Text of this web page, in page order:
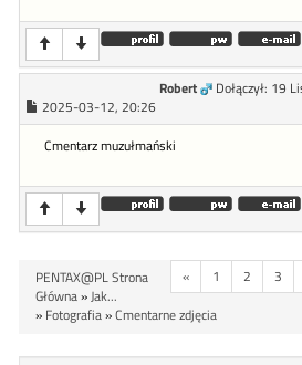
Robert
Dołączył: 19
2025-03-12, 20:26
Cmentarz muzułmański
« 1 2 3
PENTAX@PL Strona
Główna» Jak...
» Fotografia»Cmentarne zdjęcia